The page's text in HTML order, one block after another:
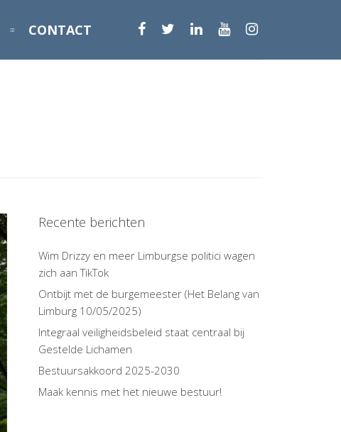
CONTACT
Recente berichten
Wim Drizzy en meer Limburgse politici wagen
zich aan TikTok
Ontbijt met de burgemeester (Het Belang van
Limburg 10/05/2025)
Integraal veiligheidsbeleid staat centraal bij
Gestelde Lichamen
Bestuursakkoord 2025-2030
Maak kennis met het nieuwe bestuur!